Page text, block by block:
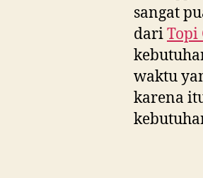
sangat
dariTopi
waktu
karena